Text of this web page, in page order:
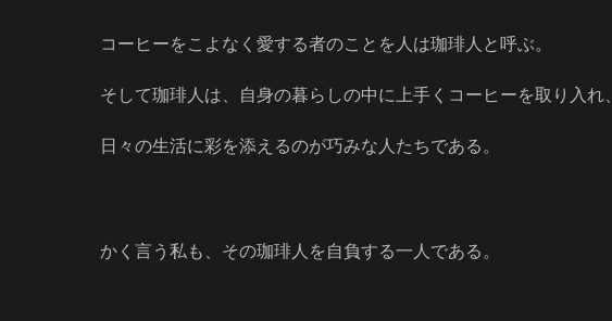
コーヒーをこよなく愛する者のことを人は珈琲人と呼ぶ。
そして珈琲人は、自身の暮らしの中に上手くコーヒーを取り入れ、
日々の生活に彩を添えるのが巧みな人たちである。
かく言う私も、その珈琲人を自負する一人である。